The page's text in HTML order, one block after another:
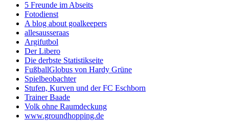
5 Freunde im Abseits
Fotodienst
A blog about goalkeepers
allesausseraas
Argifutbol
Der Libero
Die derbste Statistikseite
FußballGlobus von Hardy Grüne
Spielbeobachter
Stufen, Kurven und der FC Eschborn
Trainer Baade
Volk ohne Raumdeckung
www.groundhopping.de